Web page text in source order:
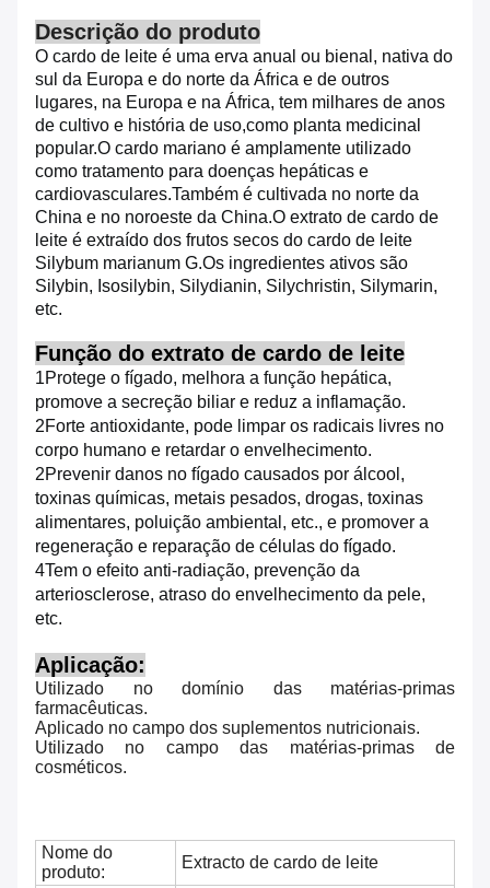
Descrição do produto
O cardo de leite é uma erva anual ou bienal, nativa do
sul da Europa e do norte da África e de outros
lugares, na Europa e na África, tem milhares de anos
de cultivo e história de uso,como planta medicinal
popular.O cardo mariano é amplamente utilizado
como tratamento para doenças hepáticas e
cardiovasculares.Também é cultivada no norte da
China e no noroeste da China.O extrato de cardo de
leite é extraído dos frutos secos do cardo de leite
Silybum marianum G.Os ingredientes ativos são
Silybin, Isosilybin, Silydianin, Silychristin, Silymarin,
etc.
Função do extrato de cardo de leite
1Protege o fígado, melhora a função hepática,
promove a secreção biliar e reduz a inflamação.
2Forte antioxidante, pode limpar os radicais livres no
corpo humano e retardar o envelhecimento.
2Prevenir danos no fígado causados por álcool,
toxinas químicas, metais pesados, drogas, toxinas
alimentares, poluição ambiental, etc., e promover a
regeneração e reparação de células do fígado.
4Tem o efeito anti-radiação, prevenção da
arteriosclerose, atraso do envelhecimento da pele,
etc.
Aplicação:
Utilizado no domínio das matérias-primas
farmacêuticas.
Aplicado no campo dos suplementos nutricionais.
Utilizado no campo das matérias-primas de
cosméticos.
Nome do
produto:
Extracto de cardo de leite